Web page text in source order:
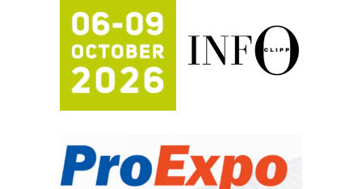
Efikasno upravljanje energijom
Automatizacija pakovanja · Display
(Shelf-Ready) omotnice
Potpuna efikasnost bez složenih
sistema
Trajna oznaka kao dugoročna korist
IB BLUMENAUER - više od 40 godina
poverenja u industriji